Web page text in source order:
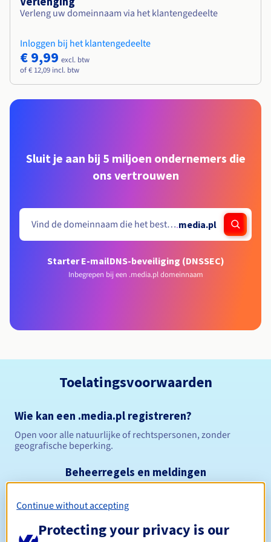
Verleng uw domeinnaam via het klantengedeelte
Inloggen bij het klantengedeelte
€ 9,99 excl. btw
of € 12,09 incl. btw
Sluit je aan bij 5 miljoen ondernemers die
ons vertrouwen
.media.pl
Starter E-mailDNS-beveiliging (DNSSEC)
Inbegrepen bij een .media.pl domeinnaam
Toelatingsvoorwaarden
Wie kan een .media.pl registreren?
Open voor alle natuurlijke of rechtspersonen, zonder
geografische beperking.
Beheerregels en meldingen
Registratieperiode
Continue without accepting
Protecting your privacy is our